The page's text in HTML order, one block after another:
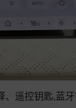
、遥控钥匙,蓝